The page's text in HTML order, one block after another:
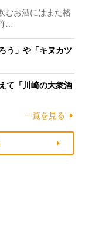
むお酒にはまた格
…
う」や「キヌカツ
て「川崎の大衆酒
一覧を見る